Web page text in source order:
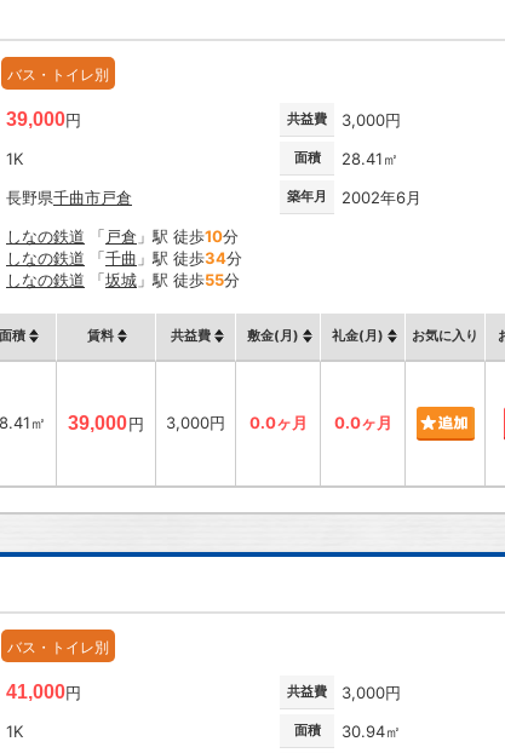
バス・トイレ別
39,000円 共益費 3,000円
1K 面積 28.41㎡
長野県千曲市戸倉 築年月 2002年6月
しなの鉄道 「戸倉 」駅 徒歩10分
しなの鉄道 「千曲 」駅 徒歩34分
しなの鉄道 「坂城 」駅 徒歩55分
面積 賃料 共益費 敷金(月) 礼金(月) お気に入り
㎡ 39,000円 3,000円 0.0ヶ月 0.0ヶ月
バス・トイレ別
41,000円 共益費 3,000円
1K 面積 30.94㎡